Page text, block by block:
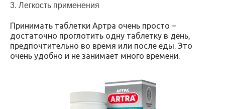
3. Легкость применения
Принимать таблетки Артра очень просто –
достаточно проглотить одну таблетку в день,
предпочтительно во время или после еды. Это
очень удобно и не занимает много времени.